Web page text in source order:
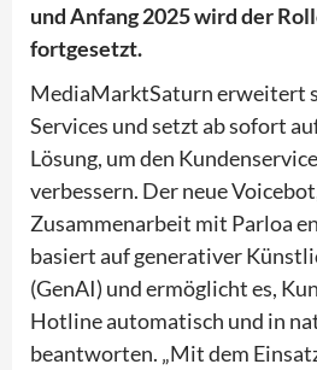
und Anfang 2025 wird der
fortgesetzt.
MediaMarktSaturn erweitert
Services und setzt ab sofort
Lösung, um den
verbessern. Der neue
Zusammenarbeit mit Parloa
basiert auf generativer
(GenAI) und ermöglicht es,
Hotline automatisch und in
beantworten. „Mit dem